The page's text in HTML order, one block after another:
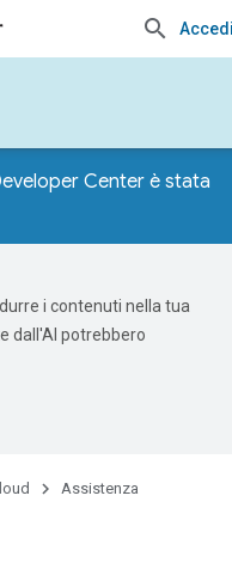
Center è stata
i contenuti nella tua
dall'AI potrebbero
Assistenza